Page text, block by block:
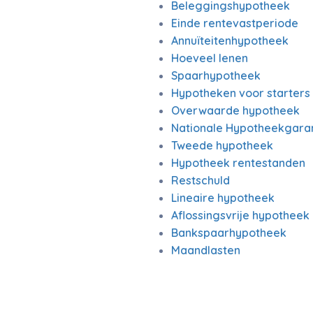
Beleggingshypotheek
Einde rentevastperiode
Annuïteitenhypotheek
Hoeveel lenen
Spaarhypotheek
Hypotheken voor starters
Overwaarde hypotheek
Nationale
Tweede hypotheek
Hypotheek rentestanden
Restschuld
Lineaire hypotheek
Aflossingsvrije hypotheek
Bankspaarhypotheek
Maandlasten